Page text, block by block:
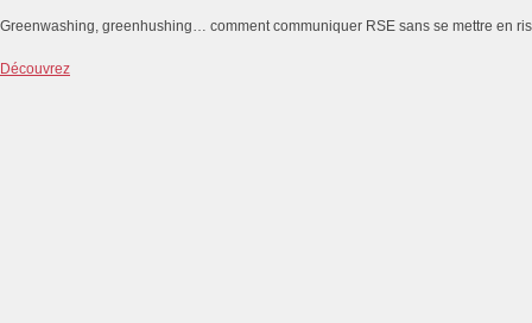
Greenwashing, greenhushing… comment communiquer RSE sans se mettre en
Découvrez